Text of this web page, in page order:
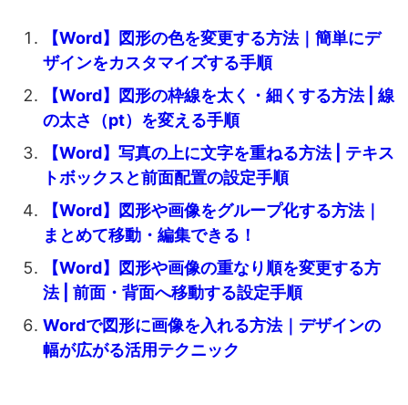
【Word】図形の色を変更する方法｜簡単にデ
ザインをカスタマイズする手順
【Word】図形の枠線を太く・細くする方法 | 線
の太さ（pt）を変える手順
【Word】写真の上に文字を重ねる方法 | テキス
トボックスと前面配置の設定手順
【Word】図形や画像をグループ化する方法｜
まとめて移動・編集できる！
【Word】図形や画像の重なり順を変更する方
法 | 前面・背面へ移動する設定手順
Wordで図形に画像を入れる方法｜デザインの
幅が広がる活用テクニック